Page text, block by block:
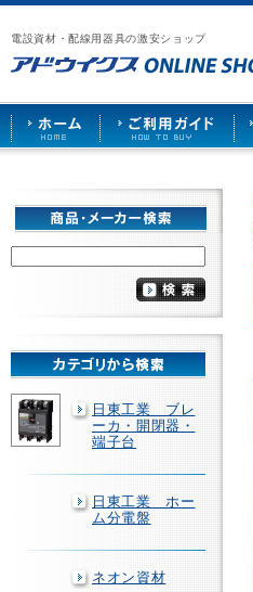
電設資材・配線用器具の激安ショップ
漏
電
ブ
レ
ー
カ
ー
や
照
ケ
ッ
ト
な
で
販
売
ア
ウ
イ
ス
HOME
ご
用
ガ
ド
お
い
合
せ
仕
先
募
日東工業 ブレ
ーカ・開閉器・
端子台
日東工業 ホー
ム分電盤
ネオン資材